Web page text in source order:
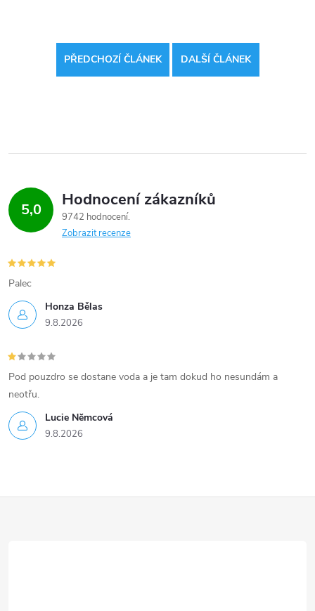
PŘEDCHOZÍ ČLÁNEK DALŠÍ ČLÁNEK
5,0 Hodnocení zákazníků
9742 hodnocení
Zobrazit recenze
Honza Bělas
9.8.2026
Palec
Lucie Nĕmcová
9.8.2026
Pod pouzdro se dostane voda a je tam dokud ho nesundám a
neotřu.